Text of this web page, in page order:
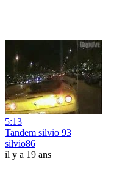
5:13
Tandem silvio 93
silvio86
il y a 19 ans